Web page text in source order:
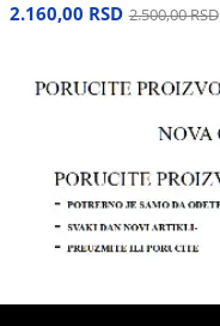
2.160,00 RSD 2.500,00 RSD